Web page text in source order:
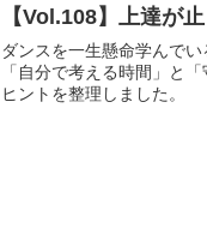
【Vol.108】上達が
ダンスを一生懸命学んで
「自分で考える時間」と
ヒントを整理しました。